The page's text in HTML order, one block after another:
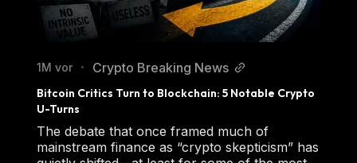
1M vor • Crypto Breaking News
Bitcoin Critics Turn to Blockchain: 5 Notable Crypto
U-Turns
The debate that once framed much of
mainstream finance as “crypto skepticism” has